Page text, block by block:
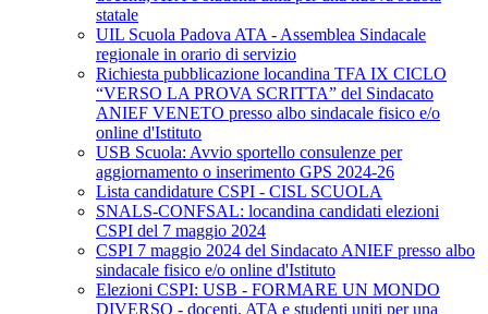
statale
UIL Scuola Padova ATA - Assemblea Sindacale
regionale in orario di servizio
Richiesta pubblicazione locandina TFA IX CICLO
“VERSO LA PROVA SCRITTA” del Sindacato
ANIEF VENETO presso albo sindacale fisico e/o
online d'Istituto
USB Scuola: Avvio sportello consulenze per
aggiornamento o inserimento GPS 2024-26
Lista candidature CSPI - CISL SCUOLA
SNALS-CONFSAL: locandina candidati elezioni
CSPI del 7 maggio 2024
CSPI 7 maggio 2024 del Sindacato ANIEF presso albo
sindacale fisico e/o online d'Istituto
Elezioni CSPI: USB - FORMARE UN MONDO
DIVERSO - docenti, ATA e studenti uniti per una